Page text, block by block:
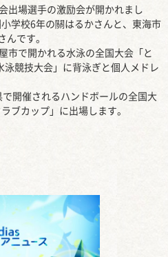
出場選手の激励会が開かれまし
学校6年の關はるかさんと、東海市
んです。
市で開かれる水泳の全国大会「と
泳競技大会」に背泳ぎと個人メドレ
開催されるハンドボールの全国大
ブカップ」に出場します。